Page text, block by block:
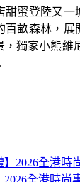
甜蜜登陸又
百畝森林，展
，獨家小熊維
2026全港時尚